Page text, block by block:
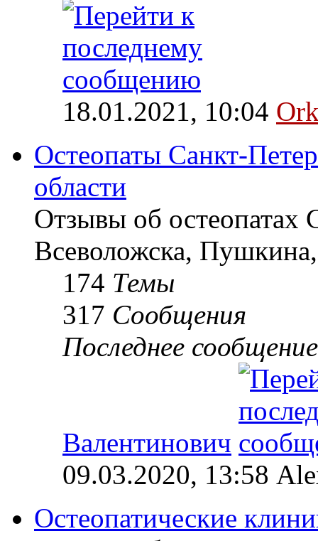
18.01.2021, 10:04
Остеопаты Санкт-
области
Отзывы об остеопатах
Всеволожска,
174 Темы
317 Сообщения
Последнее сообщение
Валентинович
09.03.2020, 13:58
Остеопатические